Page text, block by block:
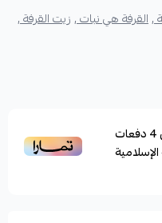
,القرفة هي نبات ,زيت القرفة ,
4دفعات